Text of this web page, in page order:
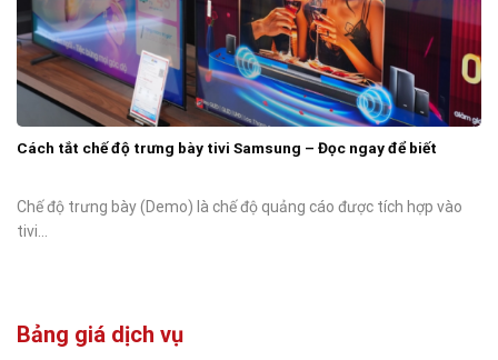
Cách tắt chế độ trưng bày tivi Samsung – Đọc ngay để biết
Chế độ trưng bày (Demo) là chế độ quảng cáo được tích hợp vào
tivi...
Bảng giá dịch vụ